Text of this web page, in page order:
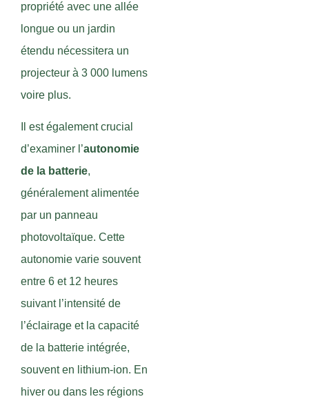
propriété avec une allée
longue ou un jardin
étendu nécessitera un
projecteur à 3 000 lumens
voire plus.
Il est également crucial
d’examiner l’autonomie
de la batterie,
généralement alimentée
par un panneau
photovoltaïque. Cette
autonomie varie souvent
entre 6 et 12 heures
suivant l’intensité de
l’éclairage et la capacité
de la batterie intégrée,
souvent en lithium-ion. En
hiver ou dans les régions